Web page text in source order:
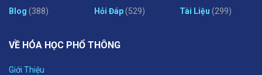
Blog (388) Hỏi Đáp(529) Tài Liệu (299)
VỀ HÓA HỌC PHỔ THÔNG
Giới Thiệu